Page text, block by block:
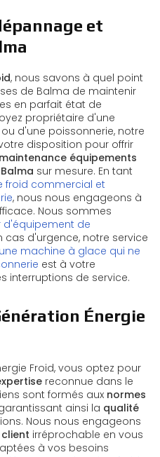
et
, nous savons à quel point
de Balma de maintenir
en parfait état de
propriétaire d'une
d'une poissonnerie, notre
disposition pour offrir
équipements
sur mesure. En tant
froid commercial et
, nous nous engageons à
Nous sommes
d'équipement de
cas d'urgence, notre service
machine à glace qui ne
est à votre
interruptions de service.
Énergie
Froid, vous optez pour
reconnue dans le
sont formés aux normes
ainsi la qualité
Nous nous engageons
irréprochable en vous
à vos besoins